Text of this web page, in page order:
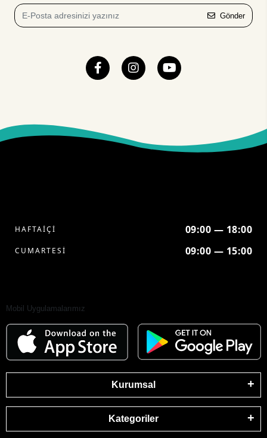
Gönder
HAFTAİÇİ 09:00 — 18:00
CUMARTESİ 09:00 — 15:00
Mobil Uygulamalarımız
Kurumsal
Kategoriler